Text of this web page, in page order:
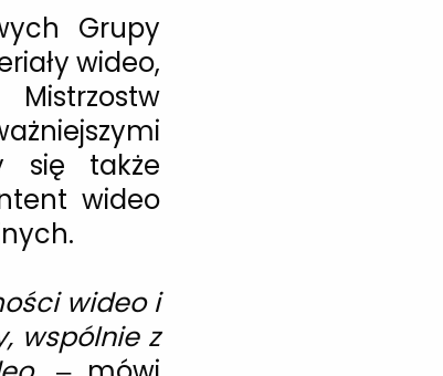
Grupy
wideo,
się także
wideo
wideo i
wspólnie z